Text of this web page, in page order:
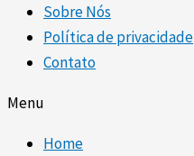
Sobre Nós
Política de privacidade
Contato
Menu
Home